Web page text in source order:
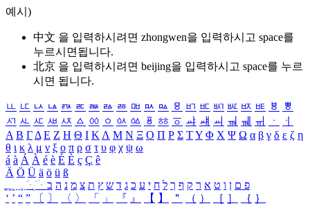
예시)
中文 을 입력하시려면 zhongwen을 입력하시고 space를
누르시면됩니다.
北京 을 입력하시려면 beijing을 입력하시고 space를 누르
시면 됩니다.
ㅥ ㅦ ㅧ ㅨ ㅩ ㅪ ㅫ ㅬ ㅭ ㅮ ㅯ ㅰ ㅱ ㅲ ㅳ ㅴ ㅵ ㅶ ㅷ ㅸ
ㅹ
ㅺ ㅻ ㅼ ㅽ ㅾ ㅿ ㆀ ㆁ ㆂ ㆃ ㆄ ㆅ ㆆ ㆇ ㆈ ㆉ ㆊ ㆋ ㆌ ㆍ
ㆎ
Α Β ΓΔ Ε Ζ Η Θ Ι ΚΛ Μ Ν Ξ Ο Π Ρ Σ ΤΥ Φ Χ Ψ Ω α β γ δ ε ζ η
θ ι κ λ μ ν ξ ο π ρ σ τ υ φ χ ψ ω
á à Á À é è É È ç Ç ê
Ä Ö Ü ä ö ü ß
ִֶֹ ֻּ ׁׂ פ ם ן ו ט א ר ק ף ך ל ח י ע כ ג ד ש ץ ת צ מ נ ה ב
‘ ’ “ ” 〔 〕 〈 〉 「 」 『 』 【 】 ＂ （ ） ［ ］ ｛ ｝